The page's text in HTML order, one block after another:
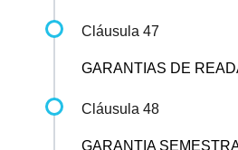
Cláusula 47
GARANTIAS DE
Cláusula 48
GARANTIA